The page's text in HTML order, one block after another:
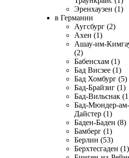
Эренхаузен (1)
в Германии
Аугсбург (2)
Ахен (1)
Ашау-им-
(2)
Бабенсхам (1)
Бад Висзее (1)
Бад Хомбург (5)
Бад-Брайзиг (1)
Бад-Вильснак
Бад-Мюндер-ам-
Дайстер (1)
Баден-Баден (8)
Бамберг (1)
Берлин (53)
Берхтесгаден (1)